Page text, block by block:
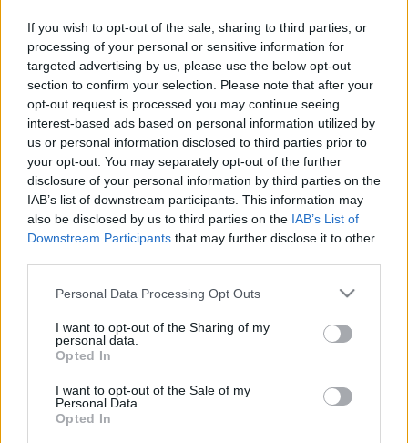
If you wish to opt-out of the sale, sharing to third parties, or
processing of your personal or sensitive information for
targeted advertising by us, please use the below opt-out
section to confirm your selection. Please note that after your
opt-out request is processed you may continue seeing
interest-based ads based on personal information utilized by
us or personal information disclosed to third parties prior to
your opt-out. You may separately opt-out of the further
disclosure of your personal information by third parties on the
IAB’s list of downstream participants. This information may
also be disclosed by us to third parties on the IAB’s List of
Downstream Participants that may further disclose it to other
Please note that this website/app uses one or more Google
not limited to your visit or usage behaviour. You may click to
grant or deny consent to Google and its third-party tags to
use your data for below specified purposes in below Google
consent section.
Personal Data Processing Opt Outs
I want to opt-out of the Sharing of my
personal data.
Opted In
I want to opt-out of the Sale of my
Personal Data.
Opted In
Ezekről hamarosan részletesen is írok, de még vissza
kell rázódnom a blogolásba :)
Címkék:munka időjárás konténer vállalkozás pihenés
Ajánlott bejegyzések:
Ünnepi pillanatok
Lomtalanítás magyar módra